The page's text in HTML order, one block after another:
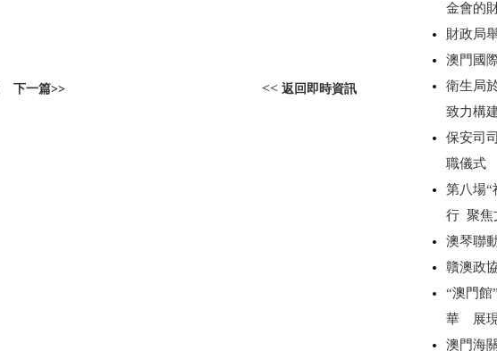
下一篇>> << 返回即時資訊
金會的
財政局
澳門國
衛生局
致力構
保安司
職儀式
第八場“
行 聚焦
澳琴聯
贛澳政
“澳門館
華 展
澳門海